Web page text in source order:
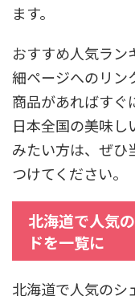
ます。
おすすめ人気ラン
細ページへのリン
商品があればすぐ
日本全国の美味し
みたい方は、ぜひ
つけてください。
北海道で人気
ドを一覧に
北海道で人気のシ